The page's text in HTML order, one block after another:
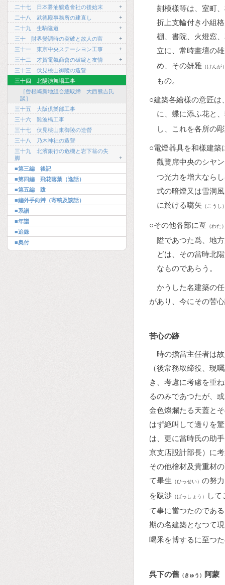
二十七 日本醤油釀造會社の後始末
+
二十八 武德殿事務所の建直し
+
二十九 生駒隧道
+
三十 財界變調時の突破と故人の富
+
三十一 東京中央ステーシヨン工事
+
三十二 才賀電氣商會の破綻と友情
+
三十三 伏見桃山御陵の造營
三十四 北陽演舞場工事
［曾根崎新地組合總取締 大西熊吉氏
談］
三十五 大阪倶樂部工事
三十六 難波橋工事
三十七 伏見桃山東御陵の造營
三十八 乃木神社の造營
三十九 北濱銀行の危機と岩下翁の失
脚
+
■第三編 後記
■第四編 飛花落葉（逸話）
■第五編 跋
■編外手向艸（寄稿及談話）
■系譜
■年譜
■追錄
■奥付
刻模樣等は、室町
折上支輪付き小組
棚、書院、火燈窓
立に、常時畫壇の
め、その妍雅 （けんが
もの。
○建築各繪樣の意匠は
に、蝶に添ふ花と
し、これを各所の
○電燈器具を和樣建築
觀覽席中央のシヤ
つ光力を增大なら
式の暗燈又は雪洞
に於ける嚆矢 （こうし
○その他各部に亙 （わた
隘であつた爲、地
どは、その當時北
なものであらう。
かうした名建築の
があり、今にその苦
苦心の跡
時の擔當主任者は
（後常務取締役、現
き、考慮に考慮を重
るのみであつたが、
金色燦爛たる天蓋と
はず絶叫して邊りを
は、更に當時氏の助
京支店設計部長）に
その他檜材及貴重材
て畢生 （ひっせい） の努
を跋渉 （ばっしょう）
して
て事に當つたのであ
期の名建築となつて
喝釆を博するに至つ
呉下の舊 （きゅう） 阿蒙